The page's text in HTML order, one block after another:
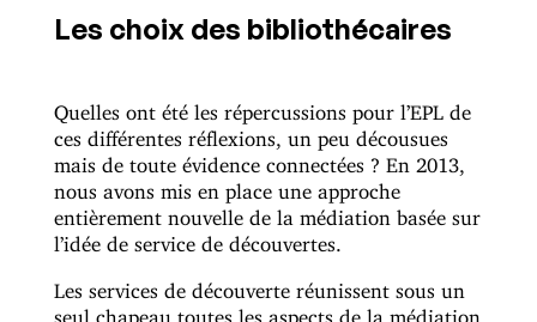
Les choix des bibliothécaires
Quelles ont été les répercussions pour l’EPL de
ces différentes réflexions, un peu décousues
mais de toute évidence connectées ? En 2013,
nous avons mis en place une approche
entièrement nouvelle de la médiation basée sur
l’idée de service de découvertes.
Les services de découverte réunissent sous un
seul chapeau toutes les aspects de la médiation